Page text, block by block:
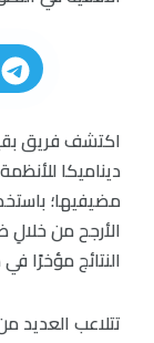
اكتشف فريق
مضيفيها؛
الأرجح من
النتائج مؤخرًا
تتلاعب العديد